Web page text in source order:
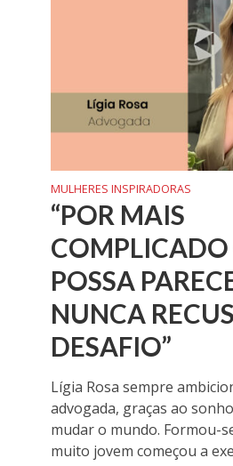
MULHERES INSPIRADORAS
“POR MAIS
COMPLICADO
POSSA
NUNCA
DESAFIO”
Lígia Rosa sempre
advogada, graças ao
mudar o mundo. Formou-
muito jovem começou a